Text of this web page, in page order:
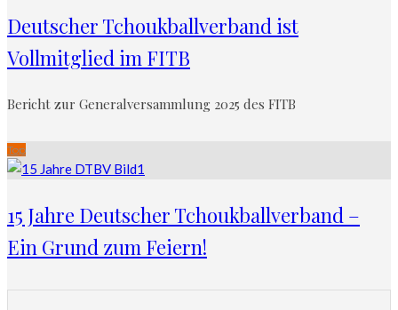
Deutscher Tchoukballverband ist
Vollmitglied im FITB
Bericht zur Generalversammlung 2025 des FITB
Top
15 Jahre Deutscher Tchoukballverband –
Ein Grund zum Feiern!